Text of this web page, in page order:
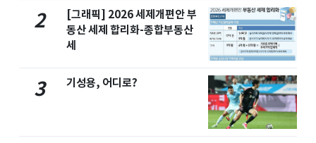
2
[그래픽] 2026 세제개편안 부
동산 세제 합리화-종합부동산
세
3 기성용, 어디로?